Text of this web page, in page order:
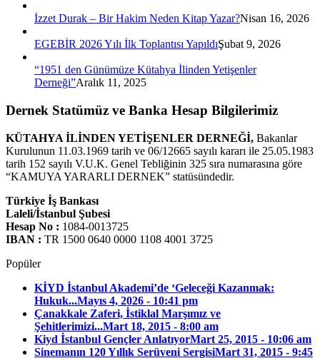
İzzet Durak – Bir Hakim Neden Kitap Yazar?Nisan 16, 2026
EGEBİR 2026 Yılı İlk Toplantısı YapıldıŞubat 9, 2026
“1951 den Günümüze Kütahya İlinden Yetişenler
Derneği”Aralık 11, 2025
Dernek Statümüz ve Banka Hesap Bilgilerimiz
KÜTAHYA İLİNDEN YETİŞENLER DERNEĞİ, Bakanlar
Kurulunun 11.03.1969 tarih ve 06/12665 sayılı kararı ile 25.05.1983
tarih 152 sayılı V.U.K. Genel Tebliğinin 325 sıra numarasına göre
“KAMUYA YARARLI DERNEK” statüsündedir.
Türkiye İş Bankası
Laleli/İstanbul Şubesi
Hesap No : 1084-0013725
IBAN : TR 1500 0640 0000 1108 4001 3725
Popüler
KİYD İstanbul Akademi’de ‘Geleceği Kazanmak:
Hukuk...Mayıs 4, 2026 - 10:41 pm
Çanakkale Zaferi, İstiklal Marşımız ve
Şehitlerimizi...Mart 18, 2015 - 8:00 am
Kiyd İstanbul Gençler AnlatıyorMart 25, 2015 - 10:06 am
Sinemanın 120 Yıllık Serüveni SergisiMart 31, 2015 - 9:45